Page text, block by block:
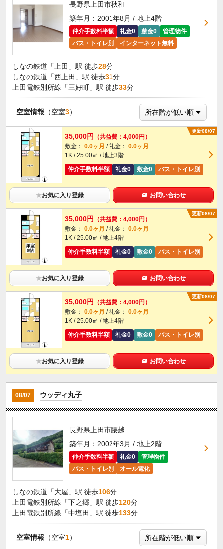
長野県上田市秋和
築年月：2001年8月 / 地上4階
仲介手数料半額 礼金0 敷金0
管理物件
バス・トイレ別
インターネット無料
しなの鉄道「上田」駅 徒歩28分
しなの鉄道「西上田」駅 徒歩31分
上田電鉄別所線「三好町」駅 徒歩33分
空室情報 （空室3）
更新08/07
35,000円
（共益費：4,000円）
敷金： 0.0ヶ月 / 礼金： 0.0ヶ月
1K / 25.00㎡ / 地上3階
仲介手数料半額
礼金0 敷金0 バス・トイレ別
★お気に入り登録 お問い合わせ
更新08/07
35,000円
（共益費：4,000円）
敷金： 0.0ヶ月 / 礼金： 0.0ヶ月
1K / 25.00㎡ / 地上4階
仲介手数料半額
礼金0 敷金0 バス・トイレ別
★お気に入り登録 お問い合わせ
更新08/07
35,000円
（共益費：4,000円）
敷金： 0.0ヶ月 / 礼金： 0.0ヶ月
1K / 25.00㎡ / 地上4階
仲介手数料半額
礼金0 敷金0 バス・トイレ別
★お気に入り登録 お問い合わせ
08/07 ウッディ丸子
長野県上田市腰越
築年月：2002年3月 / 地上2階
仲介手数料半額 礼金0
管理物件
バス・トイレ別
オール電化
しなの鉄道「大屋」駅 徒歩106分
上田電鉄別所線「下之郷」駅 徒歩120分
上田電鉄別所線「中塩田」駅 徒歩133分
空室情報 （空室1）